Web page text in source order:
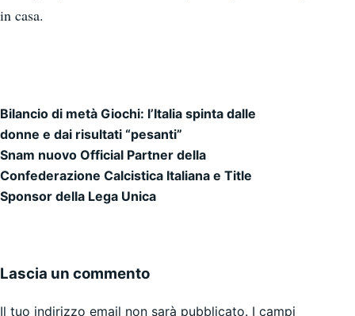
in casa.
Navigazione articoli
Bilancio di metà Giochi: l’Italia spinta dalle
donne e dai risultati “pesanti”
Snam nuovo Official Partner della
Confederazione Calcistica Italiana e Title
Sponsor della Lega Unica
Lascia un commento
Il tuo indirizzo email non sarà pubblicato. I campi